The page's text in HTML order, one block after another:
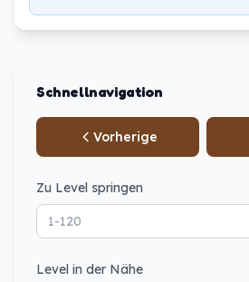
Schnellnavigation
Vorherige
Zu Level springen
Level in der Nähe